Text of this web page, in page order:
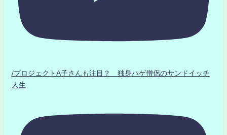
/プロジェクトA子さんも注目？ 独身ハゲ僧侶のサンドイッチ
人生